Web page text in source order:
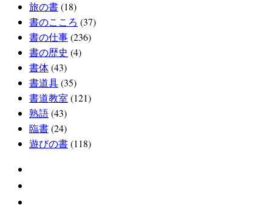
旅の書(18)
書のこころ (37)
書の仕事(236)
書の歴史 (4)
書体(43)
書道具(35)
書道教室 (121)
熟語(43)
臨書(24)
遊びの書(118)